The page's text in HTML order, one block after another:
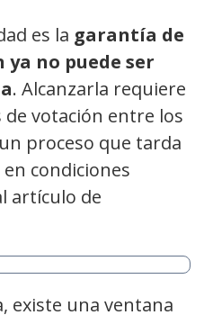
es la garantía de
no puede ser
. Alcanzarla requiere
votación entre los
proceso que tarda
condiciones
artículo de
existe una ventana